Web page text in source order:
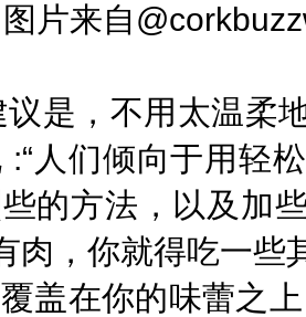
图片来自
是，不用太温柔
:“人们倾向于用轻
的方法，以及加
肉，你就得吃一
盖在你的味蕾之